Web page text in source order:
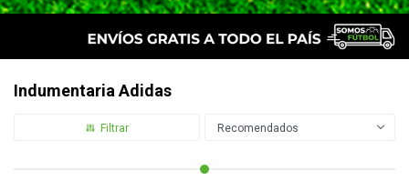
Indumentaria Adidas
Recomendados